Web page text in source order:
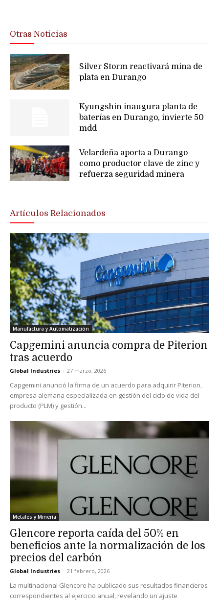
Otras Noticias
Silver Storm reactivará mina de
plata en Durango
Kyungshin inaugura planta de
baterías en Durango, invierte 50
mdd
Velardeña aporta a Durango
como productor clave de zinc y
refuerza seguridad minera
Artículos Relacionados
Manufactura y Automatización
Capgemini anuncia compra de Piterion
tras acuerdo
Global Industries - 27 marzo, 2026
Capgemini anunció la firma de un acuerdo para adquirir Piterion,
empresa alemana especializada en gestión del ciclo de vida del
producto (PLM) y gestión...
Metales y Minería
Glencore reporta caída del 50% en
beneficios ante la normalización de los
precios del carbón
Global Industries - 21 febrero, 2026
La multinacional Glencore ha publicado sus resultados financieros
correspondientes al ejercicio anual, revelando un ajuste